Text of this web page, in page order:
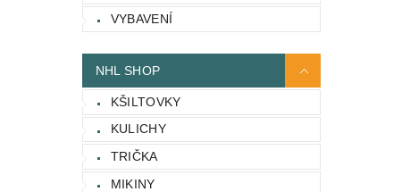
VYBAVENÍ
NHL SHOP
KŠILTOVKY
KULICHY
TRIČKA
MIKINY